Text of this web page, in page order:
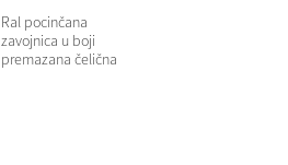
Ral pocinčana
zavojnica u boji
premazana čelična